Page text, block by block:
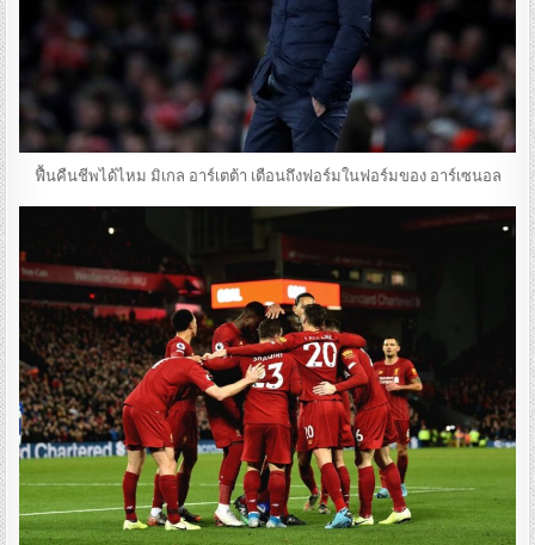
ฟื้นคืนชีพได้ไหม มิเกล อาร์เตต้า เตือนถึงฟอร์มในฟอร์มของ อาร์เซนอล